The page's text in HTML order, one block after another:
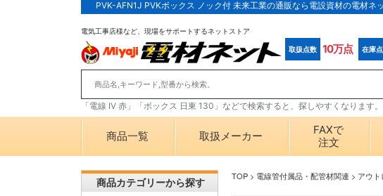
PVK-AFN1J PVKボックス ノック付 未来工業の通販なら電設資材の電材ネ
電気工事店様など、現場をサポートするネットストア
取扱点数 10万点 在庫
「電線 IV 赤」「ボックス 日東 130」などで検索すると、探しやすくなります。
商品一覧 取扱メーカー
FAXで
注文
TOP > 電線管付属品・配管材関連 > アウト
商品カテゴリーから探す